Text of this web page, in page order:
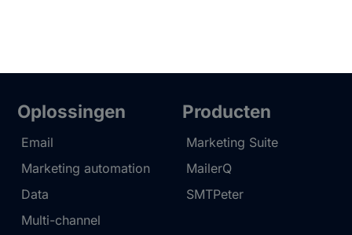
Oplossingen
Email
Marketing automation
Data
Multi-channel
Producten
Marketing Suite
MailerQ
SMTPeter